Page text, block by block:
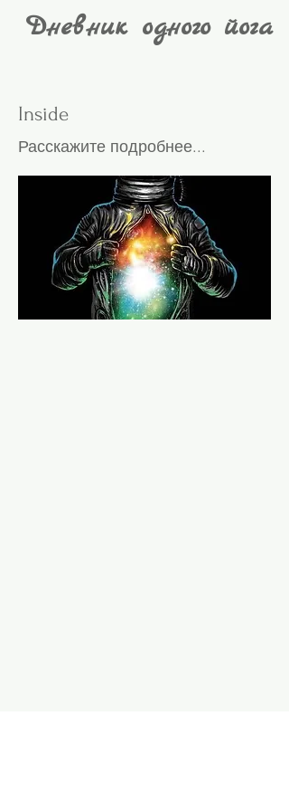
Дневник одного йога
Inside
Расскажите подробнее...